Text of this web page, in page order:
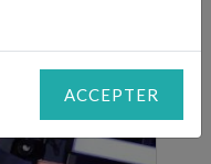
Lire plus...
ACCEPTER